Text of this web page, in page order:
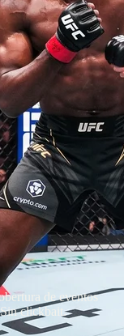
de eventos
clickbait.